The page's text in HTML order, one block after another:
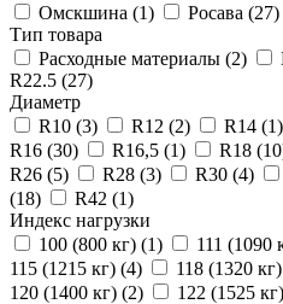
Омскшина (1) Росава (27)
Тип товара
Расходные материалы (2)
R22.5 (27)
Диаметр
R10 (3) R12 (2) R14 (1)
R16 (30) R16,5 (1) R18
R26 (5) R28 (3) R30 (4)
(18)
R42 (1)
Индекс нагрузки
100 (800 кг) (1) 111 (1090
115 (1215 кг) (4) 118 (1320 кг)
120 (1400 кг) (2) 122 (1525 кг)